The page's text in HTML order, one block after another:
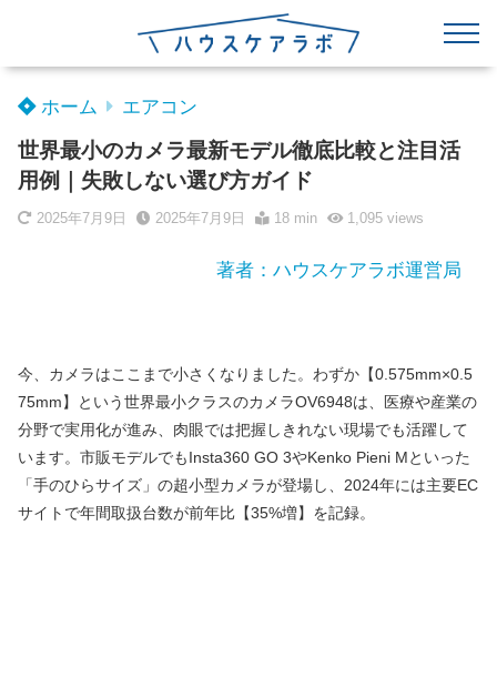
ホーム エアコン
世界最小のカメラ最新モデル徹底比較と注目活
用例｜失敗しない選び方ガイド
2025年7月9日 2025年7月9日 18 min 1,095views
著者：ハウスケアラボ運営局
今、カメラはここまで小さくなりました。わずか【0.575mm×0.5
75mm】という世界最小クラスのカメラOV6948は、医療や産業の
分野で実用化が進み、肉眼では把握しきれない現場でも活躍して
います。市販モデルでもInsta360 GO 3やKenko Pieni Mといった
「手のひらサイズ」の超小型カメラが登場し、2024年には主要EC
サイトで年間取扱台数が前年比【35%増】を記録。